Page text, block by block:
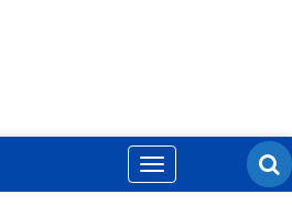
Toggle
navigation